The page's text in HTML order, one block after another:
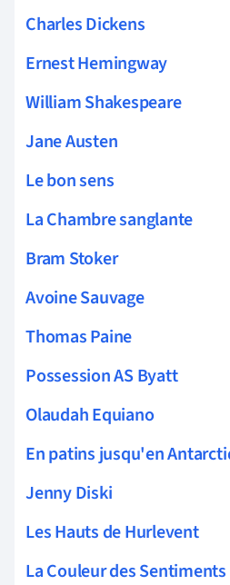
Charles Dickens
Ernest Hemingway
William Shakespeare
Jane Austen
Le bon sens
La Chambre sanglante
Bram Stoker
Avoine Sauvage
Thomas Paine
Possession AS Byatt
Olaudah Equiano
En patins jusqu'en
Jenny Diski
Les Hauts de Hurlevent
La Couleur des